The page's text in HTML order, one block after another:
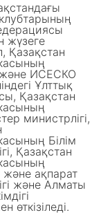
жүзеге
Қазақстан
ИСЕСКО
Ұлттық
Қазақстан
министрлігі,
Білім
Қазақстан
ақпарат
және Алматы
өткізіледі.